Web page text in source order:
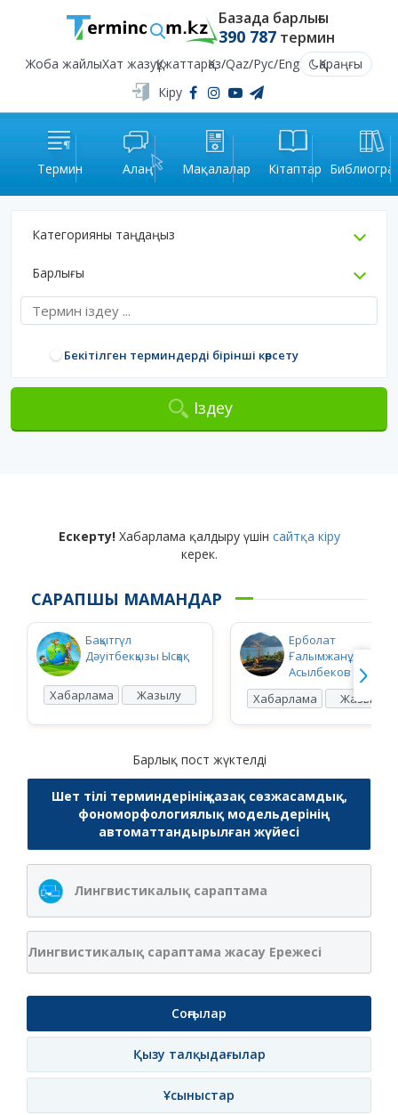
Базада барлығы
390 787термин
Жоба жайлыХат жазуҚұжаттарҚаз/Qaz/Рус/Eng
Қараңғы
Кіру
Термин Алаң Мақалалар Кітаптар
Категорияны таңдаңыз
Барлығы
Бекітілген терминдерді бірінші көрсету
Іздеу
Ескерту!Хабарлама қалдыру үшін сайтқа кіру
керек.
САРАПШЫ МАМАНДАР
Бақытгүл
Дәуітбекқызы Ысқақ
Хабарлама Жазылу
Ерболат
Ғалымжанұлы
Асылбеков
Хабарлама
Жазылу
Барлық пост жүктелді
Шет тілі терминдерінің қазақ сөзжасамдық,
фономорфологиялық модельдерінің
автоматтандырылған жүйесі
Лингвистикалық сараптама
Лингвистикалық сараптама жасау Ережесі
Соңғылар
Қызу талқыдағылар
Ұсыныстар